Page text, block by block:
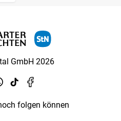
GmbH 2026
folgen können